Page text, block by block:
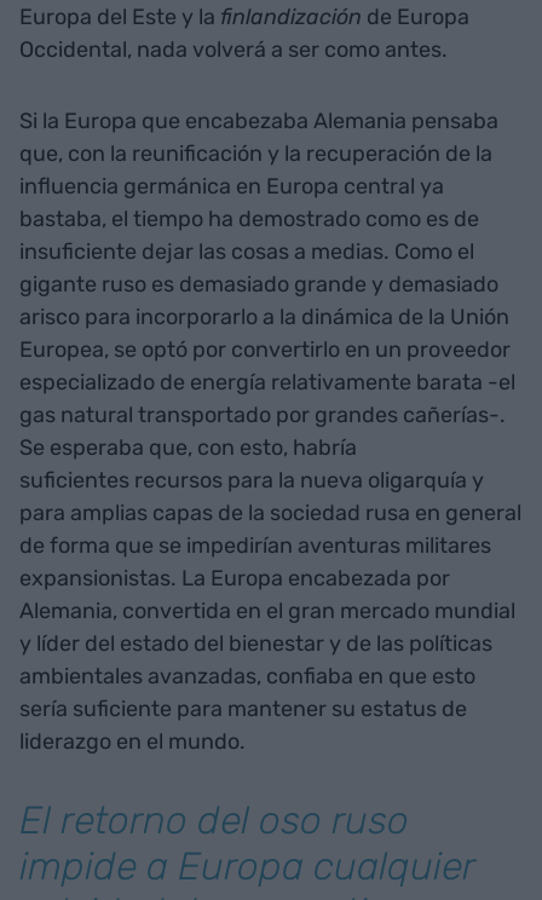
Europa del Este y la finlandización de Europa
Occidental, nada volverá a ser como antes.
Si la Europa que encabezaba Alemania pensaba
que, con la reunificación y la recuperación de la
influencia germánica en Europa central ya
bastaba, el tiempo ha demostrado como es de
insuficiente dejar las cosas a medias. Como el
gigante ruso es demasiado grande y demasiado
arisco para incorporarlo a la dinámica de la Unión
Europea, se optó por convertirlo en un proveedor
especializado de energía relativamente barata -el
gas natural transportado por grandes cañerías-.
Se esperaba que, con esto, habría
suficientes recursos para la nueva oligarquía y
para amplias capas de la sociedad rusa en general
de forma que se impedirían aventuras militares
expansionistas. La Europa encabezada por
Alemania, convertida en el gran mercado mundial
y líder del estado del bienestar y de las políticas
ambientales avanzadas, confiaba en que esto
sería suficiente para mantener su estatus de
liderazgo en el mundo.
El retorno del oso ruso
impide a Europa cualquier